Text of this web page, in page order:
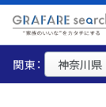
関東：